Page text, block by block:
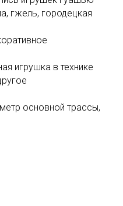
гжель, городецкая
игрушка в технике
основной трассы,